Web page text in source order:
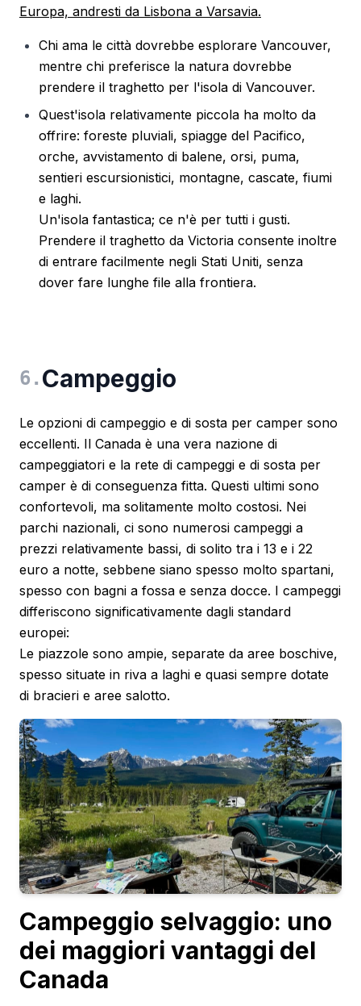
Europa, andresti da Lisbona a Varsavia.
Chi ama le città dovrebbe esplorare Vancouver,
mentre chi preferisce la natura dovrebbe
prendere il traghetto per l'isola di Vancouver.
Quest'isola relativamente piccola ha molto da
offrire: foreste pluviali, spiagge del Pacifico,
orche, avvistamento di balene, orsi, puma,
sentieri escursionistici, montagne, cascate, fiumi
e laghi.
Un'isola fantastica; ce n'è per tutti i gusti.
Prendere il traghetto da Victoria consente inoltre
di entrare facilmente negli Stati Uniti, senza
dover fare lunghe file alla frontiera.
6 . Campeggio
Le opzioni di campeggio e di sosta per camper sono
eccellenti. Il Canada è una vera nazione di
campeggiatori e la rete di campeggi e di sosta per
camper è di conseguenza fitta. Questi ultimi sono
confortevoli, ma solitamente molto costosi. Nei
parchi nazionali, ci sono numerosi campeggi a
prezzi relativamente bassi, di solito tra i 13 e i 22
euro a notte, sebbene siano spesso molto spartani,
spesso con bagni a fossa e senza docce. I campeggi
differiscono significativamente dagli standard
europei:
Le piazzole sono ampie, separate da aree boschive,
spesso situate in riva a laghi e quasi sempre dotate
di bracieri e aree salotto.
Campeggio selvaggio: uno
dei maggiori vantaggi del
Canada